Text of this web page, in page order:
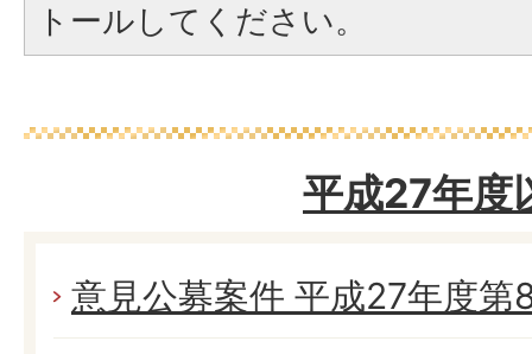
トールしてください。
平成27年度
意見公募案件 平成27年度第